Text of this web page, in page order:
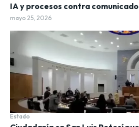
IA y procesos contra
mayo 25, 2026
Estado